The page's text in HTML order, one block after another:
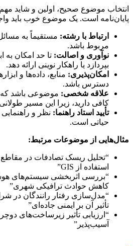
انتخاب موضوع صحیح، اولین و شاید
پایان‌نامه است. یک موضوع خوب باید
ارتباط با رشته: مستقیماً به
مربوط باشد.
نوآوری و اصالت: تا حد امکان به
بپردازد یا راهکار نوینی ارائه دهد.
امکان‌پذیری: منابع، داده‌ها و
دسترس باشد.
علاقه شخصی: موضوعی باشد که
کافی دارید، زیرا این مسیر
تأیید استاد راهنما: نظر و راهنمایی
حیاتی است.
مثال‌هایی از موضوعات مرتبط:
“تحلیل ریسک تصادفات در مقاطع
استفاده از GIS”
کاهش حوادث ترافیکی شهری”
“مدل‌سازی رفتار رانندگان در
تأثیر آن بر ایمنی جاده‌ای”
“ارزیابی تأثیر زیرساخت‌های
آسیب‌پذیر”